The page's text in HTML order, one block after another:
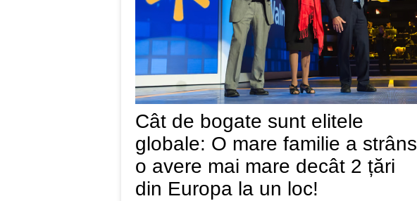
Cât de bogate sunt elitele
globale: O mare familie a strâns
o avere mai mare decât 2 țări
din Europa la un loc!